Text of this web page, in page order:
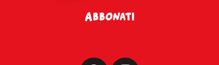
Abbonati